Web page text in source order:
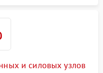
и силовых узлов